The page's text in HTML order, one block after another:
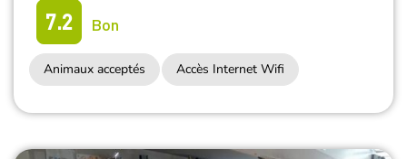
7.2 Bon
Animaux acceptés Accès Internet Wifi